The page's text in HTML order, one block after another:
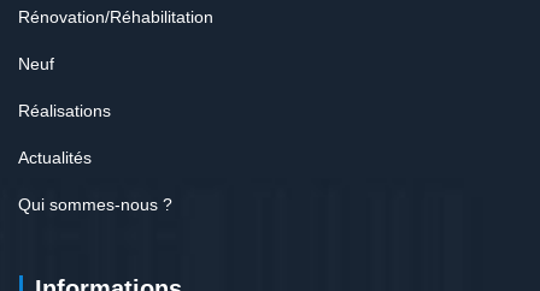
Rénovation/Réhabilitation
Neuf
Réalisations
Actualités
Qui sommes-nous ?